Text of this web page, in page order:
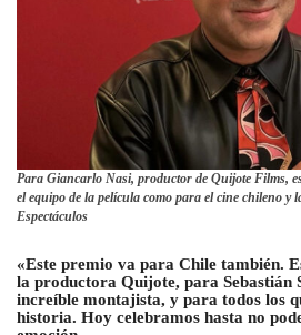
Para Giancarlo Nasi, productor de Quijote Films,
el equipo de la película como para el cine chileno y
Espectáculos
«Este premio va para Chile también.
la productora Quijote, para Sebastián
increíble montajista, y para todos los
historia. Hoy celebramos hasta no